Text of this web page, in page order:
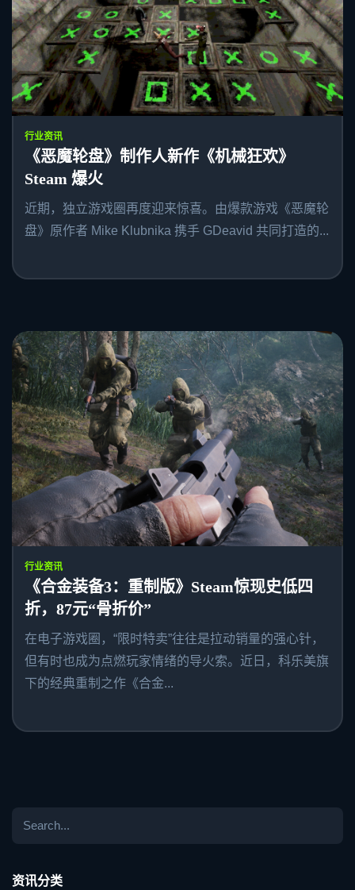
行业资讯
《恶魔轮盘》制作人新作《机械狂欢》
Steam 爆火
近期，独立游戏圈再度迎来惊喜。由爆款游戏《恶魔轮
盘》原作者 Mike Klubnika 携手 GDeavid 共同打造的...
行业资讯
《合金装备3：重制版》Steam惊现史低四
折，87元“骨折价”
在电子游戏圈，“限时特卖”往往是拉动销量的强心针，
但有时也成为点燃玩家情绪的导火索。近日，科乐美旗
下的经典重制之作《合金...
资讯分类